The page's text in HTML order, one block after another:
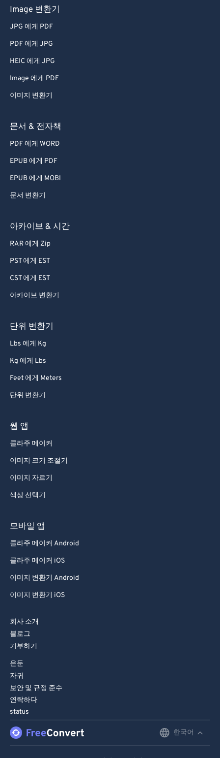
Image 변환기
JPG 에게 PDF
PDF 에게 JPG
HEIC 에게 JPG
Image 에게 PDF
이미지 변환기
문서 & 전자책
PDF 에게 WORD
EPUB 에게 PDF
EPUB 에게 MOBI
문서 변환기
아카이브 & 시간
RAR 에게 Zip
PST 에게 EST
CST 에게 EST
아카이브 변환기
단위 변환기
Lbs 에게 Kg
Kg 에게 Lbs
Feet 에게 Meters
단위 변환기
웹 앱
콜라주 메이커
이미지 크기 조절기
이미지 자르기
색상 선택기
모바일 앱
콜라주 메이커 Android
콜라주 메이커 iOS
이미지 변환기 Android
이미지 변환기 iOS
회사 소개
블로그
기부하기
은둔
자귀
보안 및 규정 준수
연락하다
status
한국어